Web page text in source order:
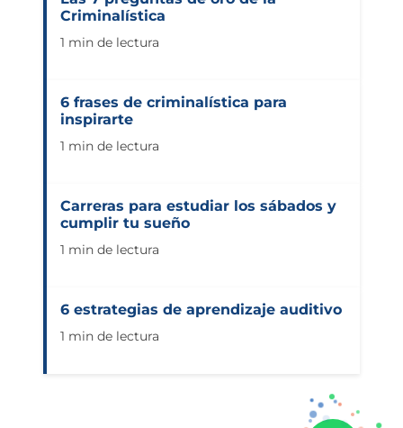
Criminalística
1 min de lectura
6 frases de criminalística para
inspirarte
1 min de lectura
Carreras para estudiar los sábados y
cumplir tu sueño
1 min de lectura
6 estrategias de aprendizaje auditivo
1 min de lectura